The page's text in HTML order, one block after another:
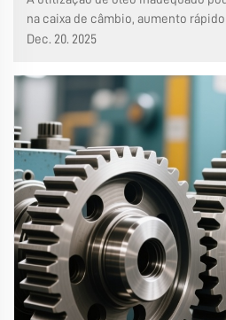
na caixa de câmbio, aumento
funcionamento prolongado em alta
lubrificante na caixa de câmbio
contato mútuo...
Dec. 20. 2025